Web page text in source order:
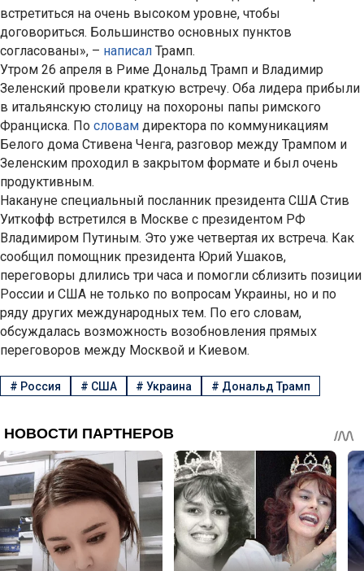
встретиться на очень высоком уровне, чтобы
договориться. Большинство основных пунктов
согласованы», – написал Трамп.
Утром 26 апреля в Риме Дональд Трамп и Владимир
Зеленский провели краткую встречу. Оба лидера прибыли
в итальянскую столицу на похороны папы римского
Франциска. По словам директора по коммуникациям
Белого дома Стивена Ченга, разговор между Трампом и
Зеленским проходил в закрытом формате и был очень
продуктивным.
Накануне специальный посланник президента США Стив
Уиткофф встретился в Москве с президентом РФ
Владимиром Путиным. Это уже четвертая их встреча. Как
сообщил помощник президента Юрий Ушаков,
переговоры длились три часа и помогли сблизить позиции
России и США не только по вопросам Украины, но и по
ряду других международных тем. По его словам,
обсуждалась возможность возобновления прямых
переговоров между Москвой и Киевом.
# Россия # США #Украина # Дональд Трамп